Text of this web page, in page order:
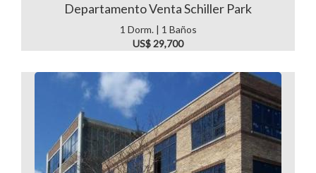
Departamento Venta Schiller Park
1 Dorm. | 1 Baños
US$ 29,700